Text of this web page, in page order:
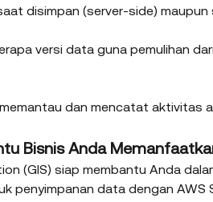
disimpan (server-side)
versi data guna pemulihan
dan mencatat aktivitas
Bisnis Anda
(GIS) siap membantu Anda
penyimpanan data dengan AWS